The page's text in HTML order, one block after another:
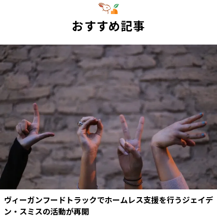
おすすめ記事
ヴィーガンフードトラックでホームレス支援を行うジェイデ
ン・スミスの活動が再開